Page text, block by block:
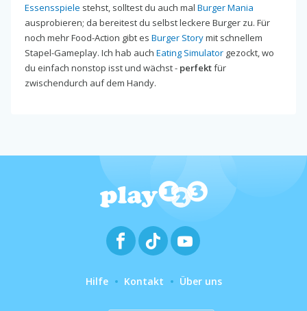
Essensspiele stehst, solltest du auch mal Burger Mania
ausprobieren; da bereitest du selbst leckere Burger zu. Für
noch mehr Food-Action gibt es Burger Storymit schnellem
Stapel-Gameplay. Ich hab auch Eating Simulator gezockt, wo
du einfach nonstop isst und wächst - perfektfür
zwischendurch auf dem Handy.
Hilfe Kontakt Über uns